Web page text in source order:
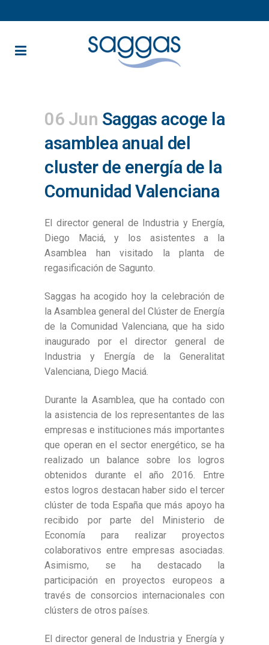
06 Jun Saggas acoge la
asamblea anual del
cluster de energía de la
Comunidad Valenciana
El director general de Industria y Energía,
Diego Maciá, y los asistentes a la
Asamblea han visitado la planta de
regasificación de Sagunto.
Saggas ha acogido hoy la celebración de
la Asamblea general del Clúster de Energía
de la Comunidad Valenciana, que ha sido
inaugurado por el director general de
Industria y Energía de la Generalitat
Valenciana, Diego Maciá.
Durante la Asamblea, que ha contado con
la asistencia de los representantes de las
empresas e instituciones más importantes
que operan en el sector energético, se ha
realizado un balance sobre los logros
obtenidos durante el año 2016. Entre
estos logros destacan haber sido el tercer
clúster de toda España que más apoyo ha
recibido por parte del Ministerio de
Economía para realizar proyectos
colaborativos entre empresas asociadas.
Asimismo, se ha destacado la
participación en proyectos europeos a
través de consorcios internacionales con
clústers de otros países.
El director general de Industria y Energía y